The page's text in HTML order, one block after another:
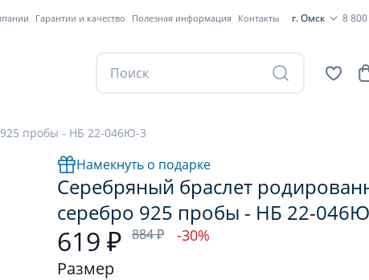
Гарантии и качество Полезная информация Контакты г. Омск 8
пробы - НБ 22-046Ю-3
Намекнуть о подарке
Серебряный браслет
серебро 925 пробы - НБ 22-
619 ₽ 884 ₽ -30%
Размер